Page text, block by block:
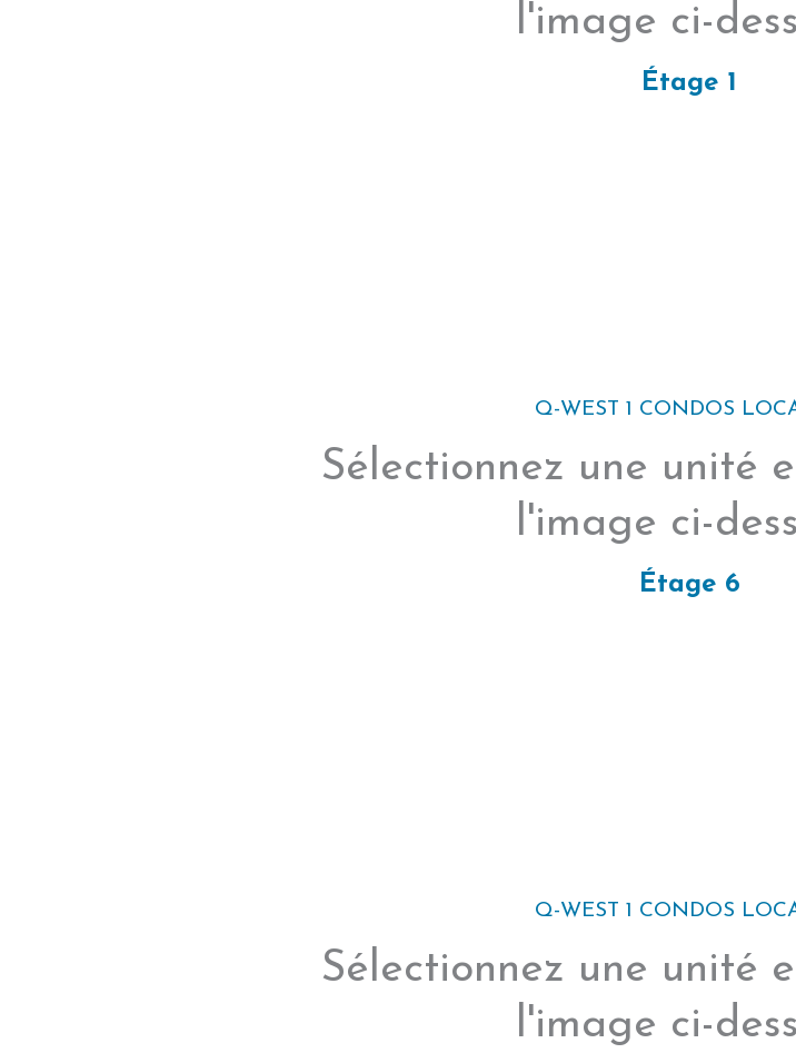
l'image ci-
Étage 1
Q-WEST 1 CONDOS
Sélectionnez une unité
l'image ci-
Étage 6
Q-WEST 1 CONDOS
Sélectionnez une unité
l'image ci-